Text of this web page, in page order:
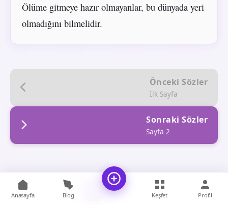
Ölüme gitmeye hazır olmayanlar, bu dünyada yeri
olmadığını bilmelidir.
Önceki Sözler
İlk Sayfa
Sonraki Sözler
Sayfa 2
2
Anasayfa Blog Keşfet Profil